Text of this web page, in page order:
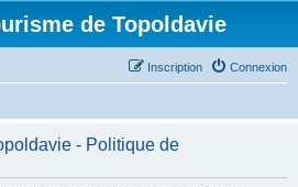
de Topoldavie
Connexion
Inscription
- Politique de